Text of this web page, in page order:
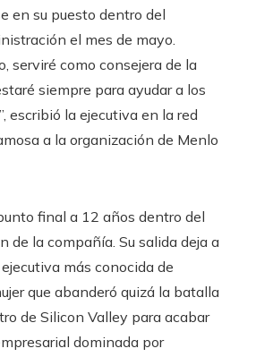
en su puesto dentro del
el mes de mayo.
serviré como consejera de la
siempre para ayudar a los
escribió la ejecutiva en la red
a la organización de Menlo
final a 12 años dentro del
de la compañía. Su salida deja a
más conocida de
que abanderó quizá la batalla
de Silicon Valley para acabar
dominada por